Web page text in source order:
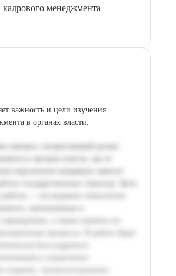
менеджмента
важность и цели изучения
в органах власти.